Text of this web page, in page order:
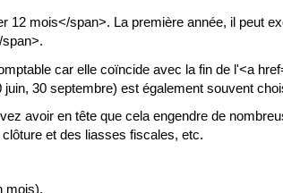
mois</span>. La première année, il peut
car elle coïncide avec la fin de l'<a
30 septembre) est également souvent
avoir en tête que cela engendre de
et des liasses fiscales, etc.
mois).